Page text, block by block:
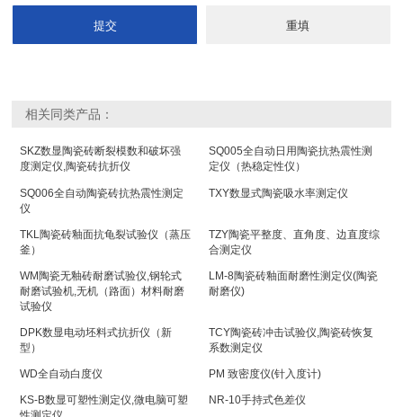
相关同类产品：
SKZ数显陶瓷砖断裂模数和破坏强
度测定仪,陶瓷砖抗折仪
SQ005全自动日用陶瓷抗热震性测
定仪（热稳定性仪）
SQ006全自动陶瓷砖抗热震性测定
仪
TXY数显式陶瓷吸水率测定仪
TKL陶瓷砖釉面抗龟裂试验仪（蒸压
釜）
TZY陶瓷平整度、直角度、边直度综
合测定仪
WM陶瓷无釉砖耐磨试验仪,钢轮式
耐磨试验机,无机（路面）材料耐磨
试验仪
LM-8陶瓷砖釉面耐磨性测定仪(陶瓷
耐磨仪)
DPK数显电动坯料式抗折仪（新
型）
TCY陶瓷砖冲击试验仪,陶瓷砖恢复
系数测定仪
WD全自动白度仪 PM 致密度仪(针入度计)
KS-B数显可塑性测定仪,微电脑可塑
NR-10手持式色差仪